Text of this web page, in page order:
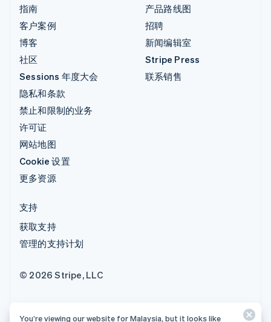
指南
客户案例
博客
社区
Sessions 年度大会
隐私和条款
禁止和限制的业务
许可证
网站地图
Cookie 设置
更多资源
产品路线图
招聘
新闻编辑室
Stripe Press
联系销售
支持
获取支持
管理的支持计划
© 2026 Stripe, LLC
You’re viewing our website for Malaysia, but it looks like